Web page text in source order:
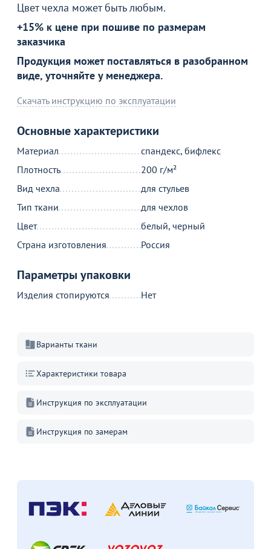
Цвет чехла может быть любым.
+15% к цене при пошиве по размерам
заказчика
Продукция может поставляться в разобранном
виде, уточняйте у менеджера.
Скачать инструкцию по эксплуатации
Основные характеристики
Материал
спандекс, бифлекс
Плотность
200 г/м²
Вид чехла
для стульев
Тип ткани
для чехлов
Цвет
белый, черный
Страна изготовления
Россия
Параметры упаковки
Изделия стопируются Нет
Варианты ткани
Характеристики товара
Инструкция по эксплуатации
Инструкция по замерам